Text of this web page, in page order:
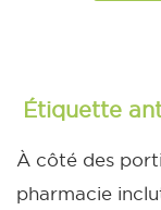
Étiquette
À côté des
pharmacie